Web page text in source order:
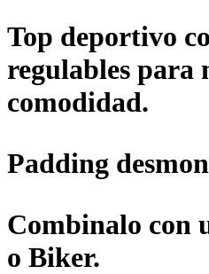
Top deportivo
regulables para
comodidad.
Padding
Combinalo con
o Biker.